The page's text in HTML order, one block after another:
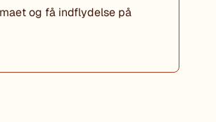
og få indflydelse på